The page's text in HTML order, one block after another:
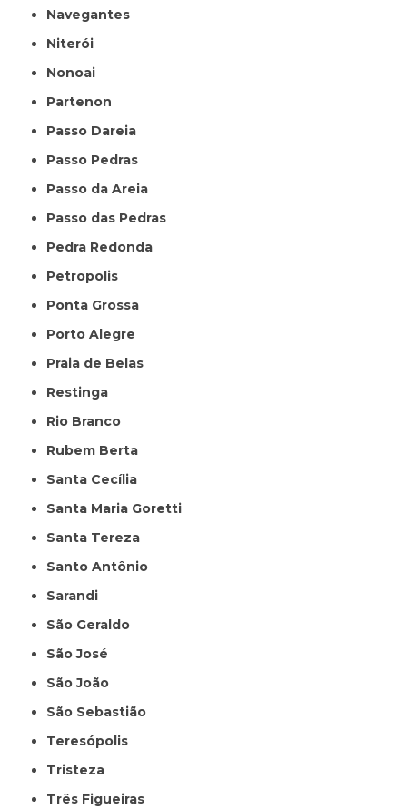
Navegantes
Niterói
Nonoai
Partenon
Passo Dareia
Passo Pedras
Passo da Areia
Passo das Pedras
Pedra Redonda
Petropolis
Ponta Grossa
Porto Alegre
Praia de Belas
Restinga
Rio Branco
Rubem Berta
Santa Cecília
Santa Maria Goretti
Santa Tereza
Santo Antônio
Sarandi
São Geraldo
São José
São João
São Sebastião
Teresópolis
Tristeza
Três Figueiras